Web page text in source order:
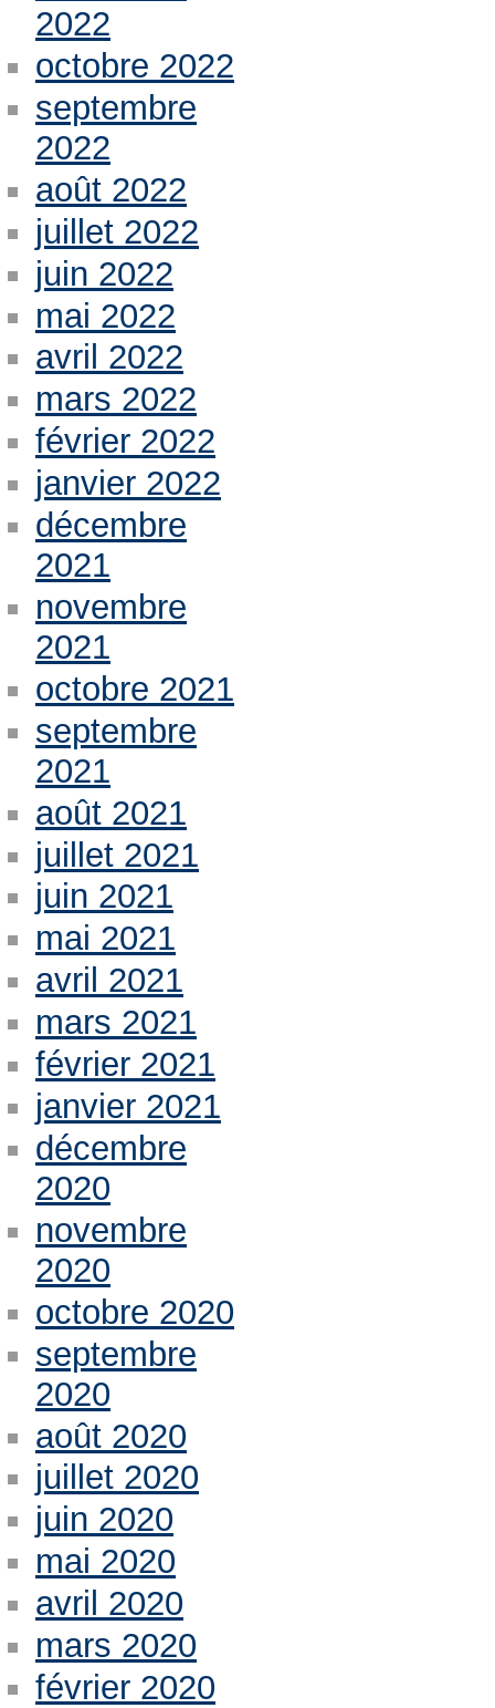
2022
octobre 2022
septembre
2022
août 2022
juillet 2022
juin 2022
mai 2022
avril 2022
mars 2022
février 2022
janvier 2022
décembre
2021
novembre
2021
octobre 2021
septembre
2021
août 2021
juillet 2021
juin 2021
mai 2021
avril 2021
mars 2021
février 2021
janvier 2021
décembre
2020
novembre
2020
octobre 2020
septembre
2020
août 2020
juillet 2020
juin 2020
mai 2020
avril 2020
mars 2020
février 2020